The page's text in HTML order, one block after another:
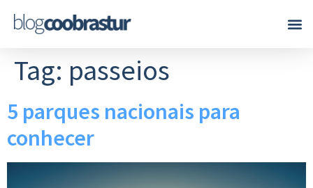
Tag: passeios
5 parques nacionais para
conhecer